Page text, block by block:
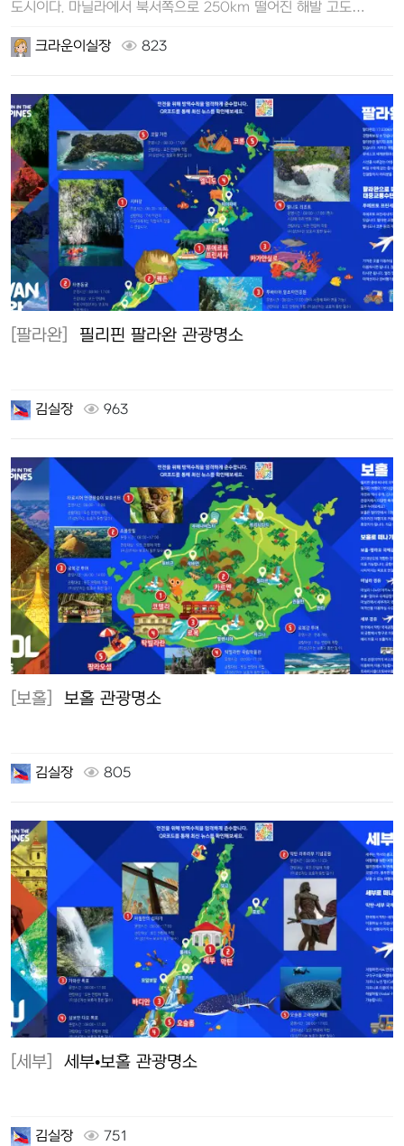
도시이다. 마닐라에서 북서쪽으로 250km 떨어진 해발 고도
크라운이실장
823
[팔라완] 필리핀 팔라완 관광명소
김실장 963
[보홀] 보홀 관광명소
김실장 805
[세부] 세부•보홀 관광명소
김실장 751